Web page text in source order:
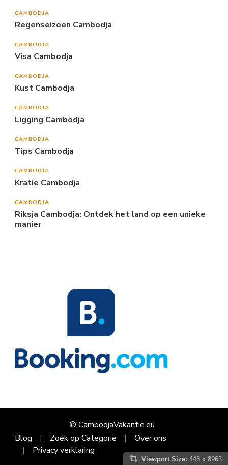
CAMBODJA
Regenseizoen Cambodja
CAMBODJA
Visa Cambodja
CAMBODJA
Kust Cambodja
CAMBODJA
Ligging Cambodja
CAMBODJA
Tips Cambodja
CAMBODJA
Kratie Cambodja
CAMBODJA
Riksja Cambodja: Ontdek het land op een unieke
manier
© CambodjaVakantie.eu
Blog
Zoek op Categorie
Over ons
Privacy verklaring
Viewport Size: 448 x 8963